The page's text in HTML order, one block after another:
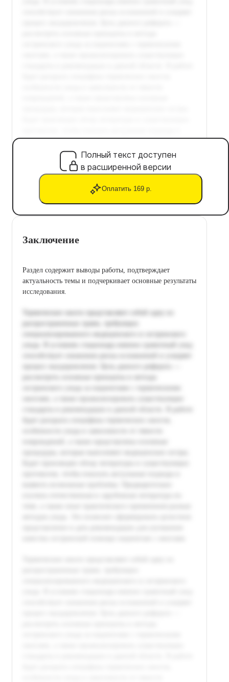
Полный текст доступен
в расширенной версии
Оплатить 169 р.
Заключение
Раздел содержит выводы работы, подтверждает
актуальность темы и подчеркивает основные результаты
исследования.